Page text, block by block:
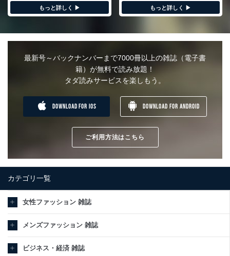
もっと詳しく ▶︎ もっと詳しく ▶︎
最新号～バックナンバーまで7000冊以上の雑誌（電子書
籍）が無料で読み放題！
タダ読みサービスを楽しもう。
DOWNLOAD FOR IOS DOWNLOAD FOR ANDROID
ご利用方法はこちら
カテゴリ一覧
女性ファッション 雑誌
メンズファッション 雑誌
ビジネス・経済 雑誌